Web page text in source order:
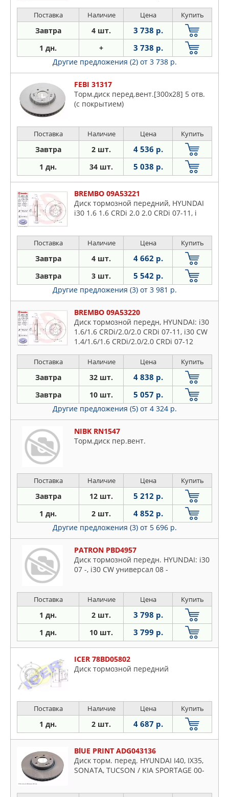
Поставка Наличие Цена Купить
Завтра 4 шт. 3 738 р.
1 дн. + 3 738 р.
Другие предложения (2) от 3 738 р.
FEBI 31317
Торм.диск перед.вент.[300x28] 5 отв.
(с покрытием)
Поставка Наличие Цена Купить
Завтра 2 шт. 4 536 р.
1 дн. 34 шт. 5 038 р.
BREMBO 09A53221
Диск тормозной передний, HYUNDAI
i30 1.6 1.6 CRDi 2.0 2.0 CRDi 07-11, i
Поставка Наличие Цена Купить
Завтра 4 шт. 4 662 р.
Завтра 3 шт. 5 542 р.
Другие предложения (3) от 3 981 р.
BREMBO 09A53220
Диск тормозной передн, HYUNDAI: i30
1.6/1.6 CRDi/2.0/2.0 CRDi 07-11, i30 CW
1.4/1.6/1.6 CRDi/2.0/2.0 CRDi 07-12
Поставка Наличие Цена Купить
Завтра 32 шт. 4 838 р.
Завтра 10 шт. 5 057 р.
Другие предложения (5) от 4 324 р.
NIBK RN1547
Торм.диск пер.вент.
Поставка Наличие Цена Купить
Завтра 12 шт. 5 212 р.
1 дн. 2 шт. 4 852 р.
Другие предложения (3) от 5 696 р.
PATRON PBD4957
Диск тормозной передн. HYUNDAI: i30
07 -, i30 CW универсал 08 -
Поставка Наличие Цена Купить
1 дн. 2 шт. 3 798 р.
1 дн. 10 шт. 3 799 р.
ICER 78BD05802
Диск тормозной передний
Поставка Наличие Цена Купить
1 дн. 2 шт. 4 687 р.
BlUE PRINT ADG043136
Диск торм. перед. HYUNDAI I40, IX35,
SONATA, TUCSON / KIA SPORTAGE 00-